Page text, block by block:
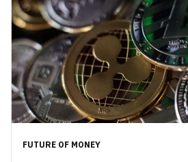
FUTURE OF MONEY